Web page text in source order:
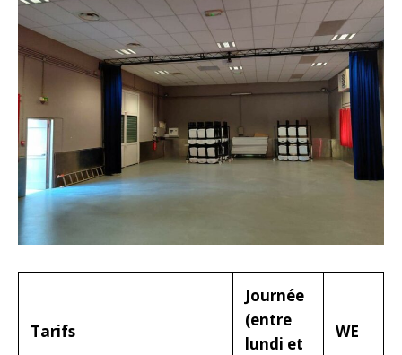
Tarifs
Journée
(entre
lundi et
WE